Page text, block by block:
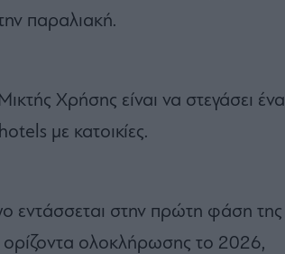
παραλιακή.
Χρήσης είναι να στεγάσει ένα
με κατοικίες.
εντάσσεται στην πρώτη φάση της
ορίζοντα ολοκλήρωσης το 2026,